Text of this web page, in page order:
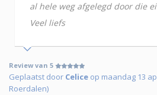
al hele weg afgelegd door die
Veel liefs
Review van 5
Geplaatst door Celice op maandag 13
Roerdalen)